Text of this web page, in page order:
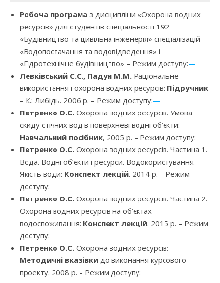
Робоча програма з дисципліни «Охорона водних
ресурсів» для студентів спеціальності 192
«Будівництво та цивільна інженерія» спеціалізацій
«Водопостачання та водовідведення» і
«Гідротехнічне будівництво» – Режим доступу:—
Левківський С.С., Падун М.М. Раціональне
використання і охорона водних ресурсів: Підручник
– К.: Либідь. 2006 р. – Режим доступу:—
Петренко О.С. Охорона водних ресурсів. Умова
скиду стічних вод в поверхневі водні об’єкти:
Навчальний посібник, 2005 р. – Режим доступу:
Петренко О.С. Охорона водних ресурсів. Частина 1.
Вода. Водні об’єкти і ресурси. Водокористування.
Якість води: Конспект лекцій. 2014 р. – Режим
доступу:
Петренко О.С. Охорона водних ресурсів. Частина 2.
Охорона водних ресурсів на об’єктах
водоспоживання: Конспект лекцій. 2015 р. – Режим
доступу:
Петренко О.С. Охорона водних ресурсів:
Методичні вказівки до виконання курсового
проекту. 2008 р. – Режим доступу: